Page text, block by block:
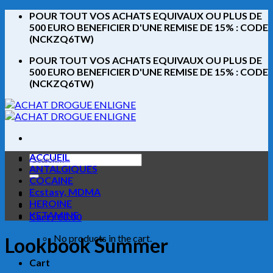
Skip
content
POUR TOUT VOS ACHATS EQUIVAUX OU PLUS DE
500 EURO BENEFICIER D'UNE REMISE DE 15% : CODE
(NCKZQ6TW)
POUR TOUT VOS ACHATS EQUIVAUX OU PLUS DE
500 EURO BENEFICIER D'UNE REMISE DE 15% : CODE
(NCKZQ6TW)
Search
for:
Cart /€0.00
No products in the cart.
Cart
ACCUEIL
ANTALGIQUES
COCAINE
Ecstasy, MDMA
HEROINE
KETAMINE
Lookbook Summer